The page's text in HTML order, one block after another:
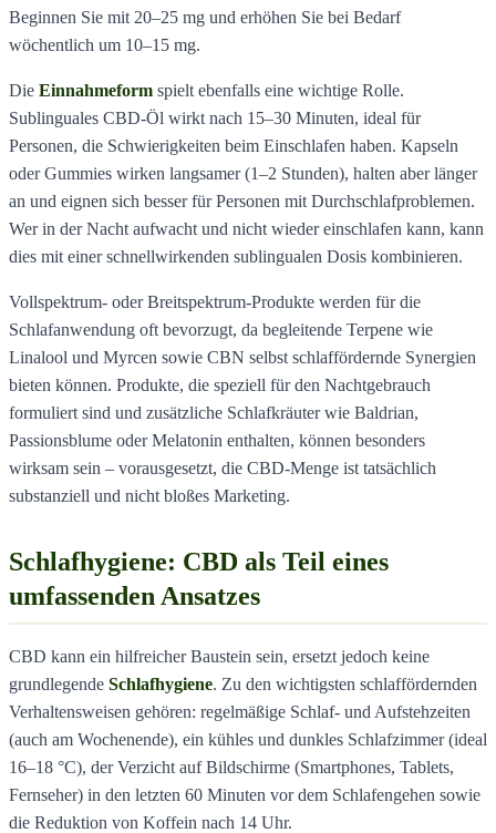
Beginnen Sie mit 20–25 mg und erhöhen Sie bei Bedarf
wöchentlich um 10–15 mg.
Die Einnahmeform spielt ebenfalls eine wichtige Rolle.
Sublinguales CBD-Öl wirkt nach 15–30 Minuten, ideal für
Personen, die Schwierigkeiten beim Einschlafen haben. Kapseln
oder Gummies wirken langsamer (1–2 Stunden), halten aber länger
an und eignen sich besser für Personen mit Durchschlafproblemen.
Wer in der Nacht aufwacht und nicht wieder einschlafen kann, kann
dies mit einer schnellwirkenden sublingualen Dosis kombinieren.
Vollspektrum- oder Breitspektrum-Produkte werden für die
Schlafanwendung oft bevorzugt, da begleitende Terpene wie
Linalool und Myrcen sowie CBN selbst schlaffördernde Synergien
bieten können. Produkte, die speziell für den Nachtgebrauch
formuliert sind und zusätzliche Schlafkräuter wie Baldrian,
Passionsblume oder Melatonin enthalten, können besonders
wirksam sein – vorausgesetzt, die CBD-Menge ist tatsächlich
substanziell und nicht bloßes Marketing.
Schlafhygiene: CBD als Teil eines
umfassenden Ansatzes
CBD kann ein hilfreicher Baustein sein, ersetzt jedoch keine
grundlegende Schlafhygiene. Zu den wichtigsten schlaffördernden
Verhaltensweisen gehören: regelmäßige Schlaf- und Aufstehzeiten
(auch am Wochenende), ein kühles und dunkles Schlafzimmer (ideal
16–18 °C), der Verzicht auf Bildschirme (Smartphones, Tablets,
Fernseher) in den letzten 60 Minuten vor dem Schlafengehen sowie
die Reduktion von Koffein nach 14 Uhr.